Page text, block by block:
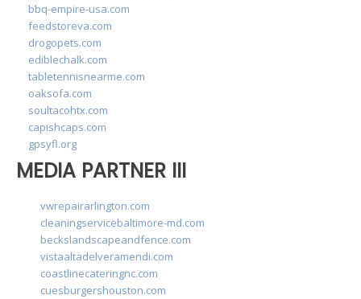
bbq-empire-usa.com
feedstoreva.com
drogopets.com
ediblechalk.com
tabletennisnearme.com
oaksofa.com
soultacohtx.com
capishcaps.com
gpsyfl.org
MEDIA PARTNER III
vwrepairarlington.com
cleaningservicebaltimore-md.com
beckslandscapeandfence.com
vistaaltadelveramendi.com
coastlinecateringnc.com
cuesburgershouston.com